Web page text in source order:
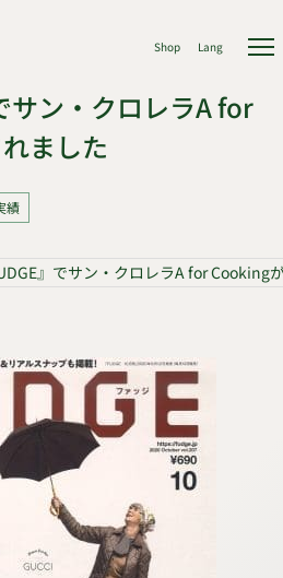
Shop Lang
サン・クロレラA for
ました
績
』でサン・クロレラA for Cooking